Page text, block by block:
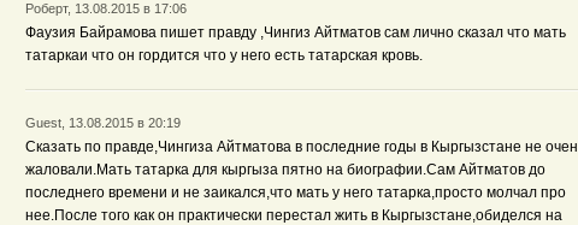
Роберт, 13.08.2015 в 17:06
Фаузия Байрамова пишет правду ,Чингиз Айтматов сам лично сказал что мать
татаркаи что он гордится что у него есть татарская кровь.
Guest, 13.08.2015 в 20:19
Сказать по правде,Чингиза Айтматова в последние годы в Кыргызстане не
жаловали.Мать татарка для кыргыза пятно на биографии.Сам Айтматов до
последнего времени и не заикался,что мать у него татарка,просто молчал про
нее.После того как он практически перестал жить в Кыргызстане,обиделся на